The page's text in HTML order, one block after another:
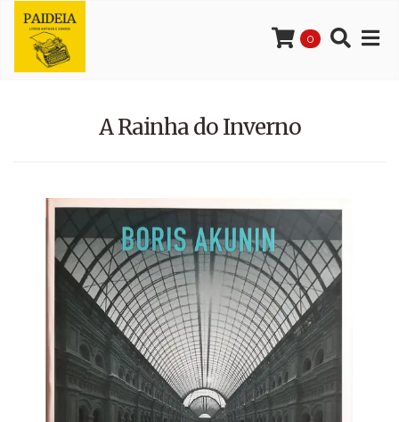
0
A Rainha do Inverno